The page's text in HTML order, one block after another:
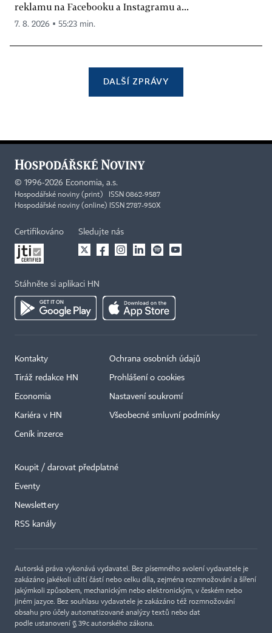
reklamu na Facebooku a Instagramu a...
7. 8. 2026 ▪ 55:23 min.
DALŠÍ ZPRÁVY
© 1996-2026 Economia, a.s.
Hospodářské noviny (print) ISSN 0862-9587
Hospodářské noviny (online) ISSN 2787-950X
Certifikováno Sledujte nás
Stáhněte si aplikaci HN
Kontakty
Tiráž redakce HN
Economia
Kariéra v HN
Ceník inzerce
Ochrana osobních údajů
Prohlášení o cookies
Nastavení soukromí
Všeobecné smluvní podmínky
Koupit / darovat předplatné
Eventy
Newslettery
RSS kanály
Autorská práva vykonává vydavatel. Bez písemného svolení vydavatele je
zakázáno jakékoli užití částí nebo celku díla, zejména rozmnožování a šíření
jakýmkoli způsobem, mechanickým nebo elektronickým, v českém nebo
jiném jazyce. Bez souhlasu vydavatele je zakázáno též rozmnožování
obsahu pro účely automatizované analýzy textů nebo dat
podle ustanovení § 39c autorského zákona.